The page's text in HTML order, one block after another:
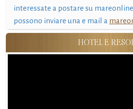
interessate a postare su
possono inviare una e mail a
HOTEL E